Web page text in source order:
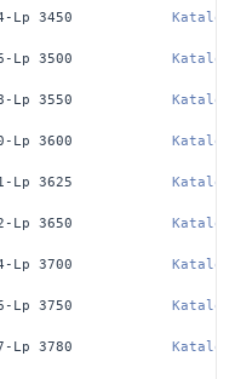
Lp 3450 Katalog
Lp 3500 Katalog
Lp 3550 Katalog
Lp 3600 Katalog
Lp 3625 Katalog
Lp 3650 Katalog
Lp 3700 Katalog
Lp 3750 Katalog
Lp 3780 Katalog